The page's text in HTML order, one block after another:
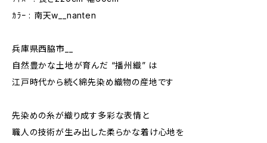
ｶﾗｰ : 南天w__nanten
兵庫県西脇市__
自然豊かな土地が育んだ “播州織” は
江戸時代から続く綿先染め織物の産地です
先染めの糸が織り成す多彩な表情と
職人の技術が生み出した柔らかな着け心地を